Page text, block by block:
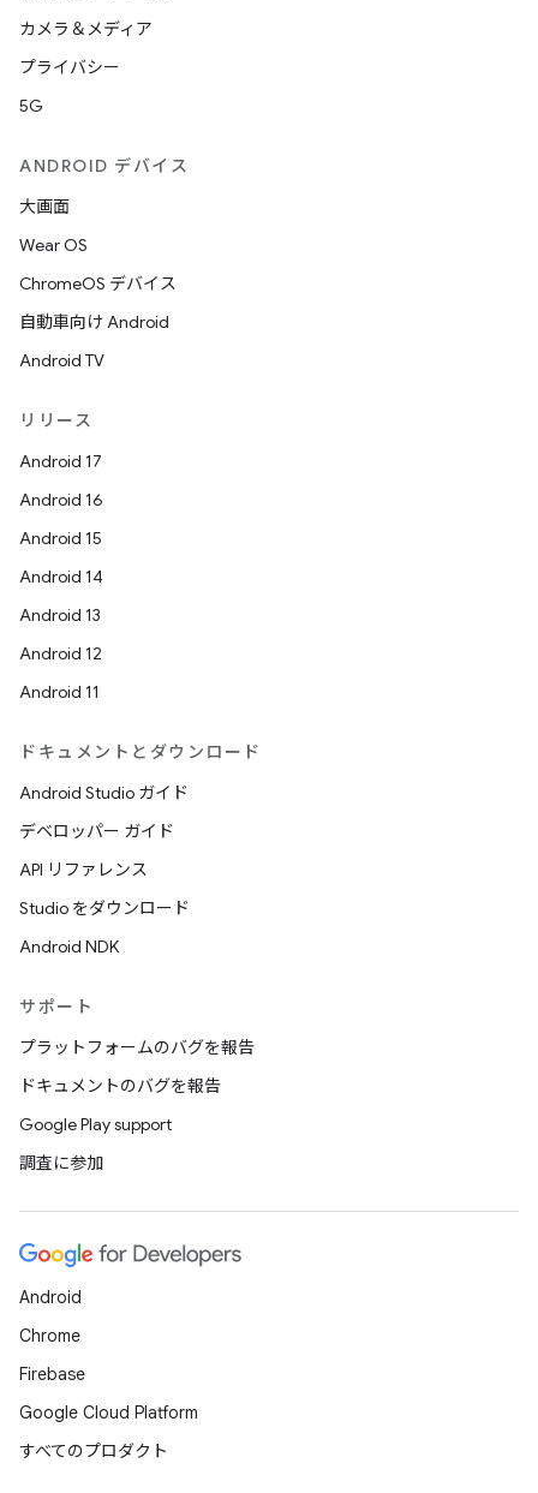
カメラ＆メディア
プライバシー
5G
ANDROID デバイス
大画面
Wear OS
ChromeOS デバイス
自動車向け Android
Android TV
リリース
Android 17
Android 16
Android 15
Android 14
Android 13
Android 12
Android 11
ドキュメントとダウンロード
Android Studio ガイド
デベロッパー ガイド
API リファレンス
Studio をダウンロード
Android NDK
サポート
プラットフォームのバグを報告
ドキュメントのバグを報告
Google Play support
調査に参加
Android
Chrome
Firebase
Google Cloud Platform
すべてのプロダクト